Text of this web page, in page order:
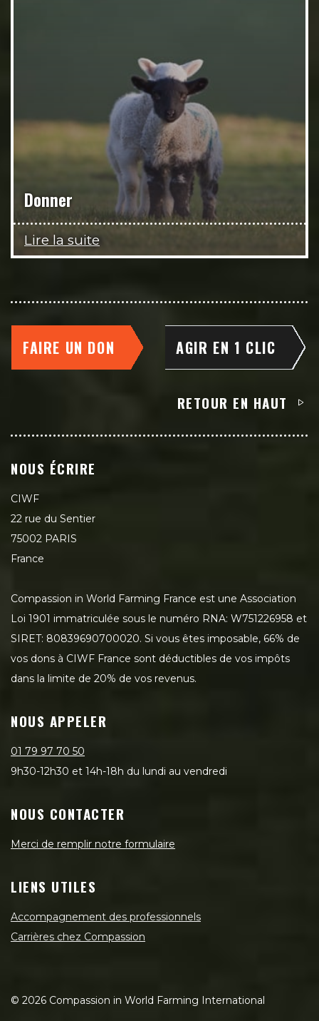
Donner
Lire la suite
FAIRE UN DON AGIR EN 1 CLIC
RETOUR EN HAUT
NOUS ÉCRIRE
CIWF
22 rue du Sentier
75002 PARIS
France
Compassion in World Farming France est une Association
Loi 1901 immatriculée sous le numéro RNA: W751226958 et
SIRET: 80839690700020. Si vous êtes imposable, 66% de
vos dons à CIWF France sont déductibles de vos impôts
dans la limite de 20% de vos revenus.
NOUS APPELER
01 79 97 70 50
9h30-12h30 et 14h-18h du lundi au vendredi
NOUS CONTACTER
Merci de remplir notre formulaire
LIENS UTILES
Accompagnement des professionnels
Carrières chez Compassion
© 2026 Compassion in World Farming International